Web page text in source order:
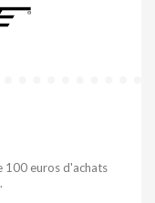
100 euros d'achats